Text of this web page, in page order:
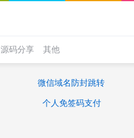
源码分享 其他
微信域名防封跳转
个人免签码支付